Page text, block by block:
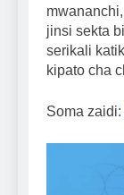
jinsi sekta
serikali
kipato cha
Soma zaidi: